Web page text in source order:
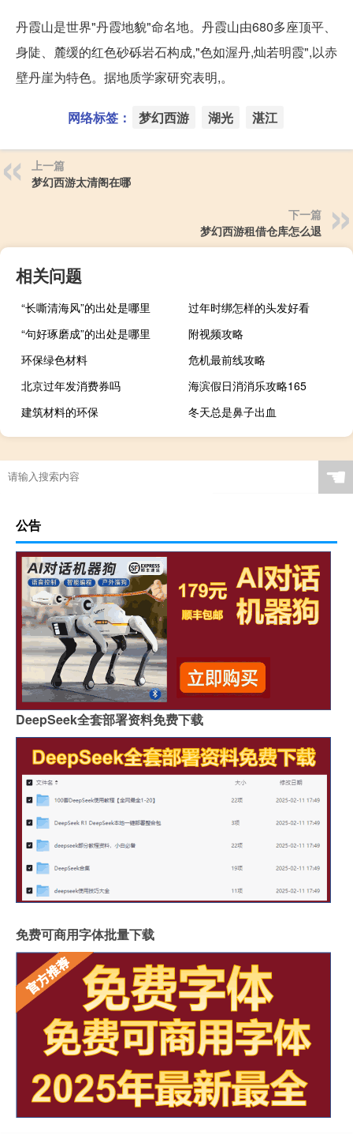
丹霞山是世界"丹霞地貌"命名地。丹霞山由680多座顶平、
身陡、麓缓的红色砂砾岩石构成,"色如渥丹,灿若明霞",以赤
壁丹崖为特色。据地质学家研究表明,。
网络标签： 梦幻西游 湖光 湛江
上一篇
梦幻西游太清阁在哪
下一篇
梦幻西游租借仓库怎么退
相关问题
“长嘶清海风”的出处是哪里
过年时绑怎样的头发好看
“句好琢磨成”的出处是哪里
附视频攻略
环保绿色材料
危机最前线攻略
北京过年发消费券吗
海滨假日消消乐攻略165
建筑材料的环保
冬天总是鼻子出血
☚
公告
DeepSeek全套部署资料免费下载
免费可商用字体批量下载